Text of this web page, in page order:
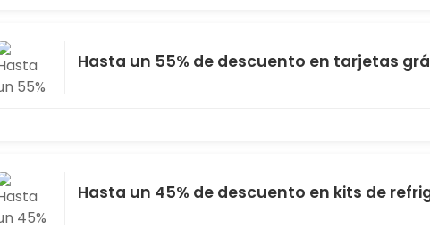
Hasta un 55% de descuento en tarjetas
Hasta un 45% de descuento en kits de